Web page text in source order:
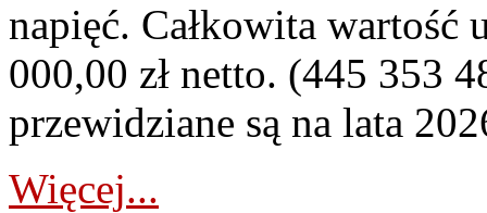
napięć. Całkowita
000,00 zł netto. (445 353
przewidziane są na lata
Więcej...